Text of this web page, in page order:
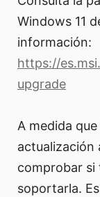
Windows 11
información:
https://
upgrade
A medida
actualización
comprobar si
soportarla.